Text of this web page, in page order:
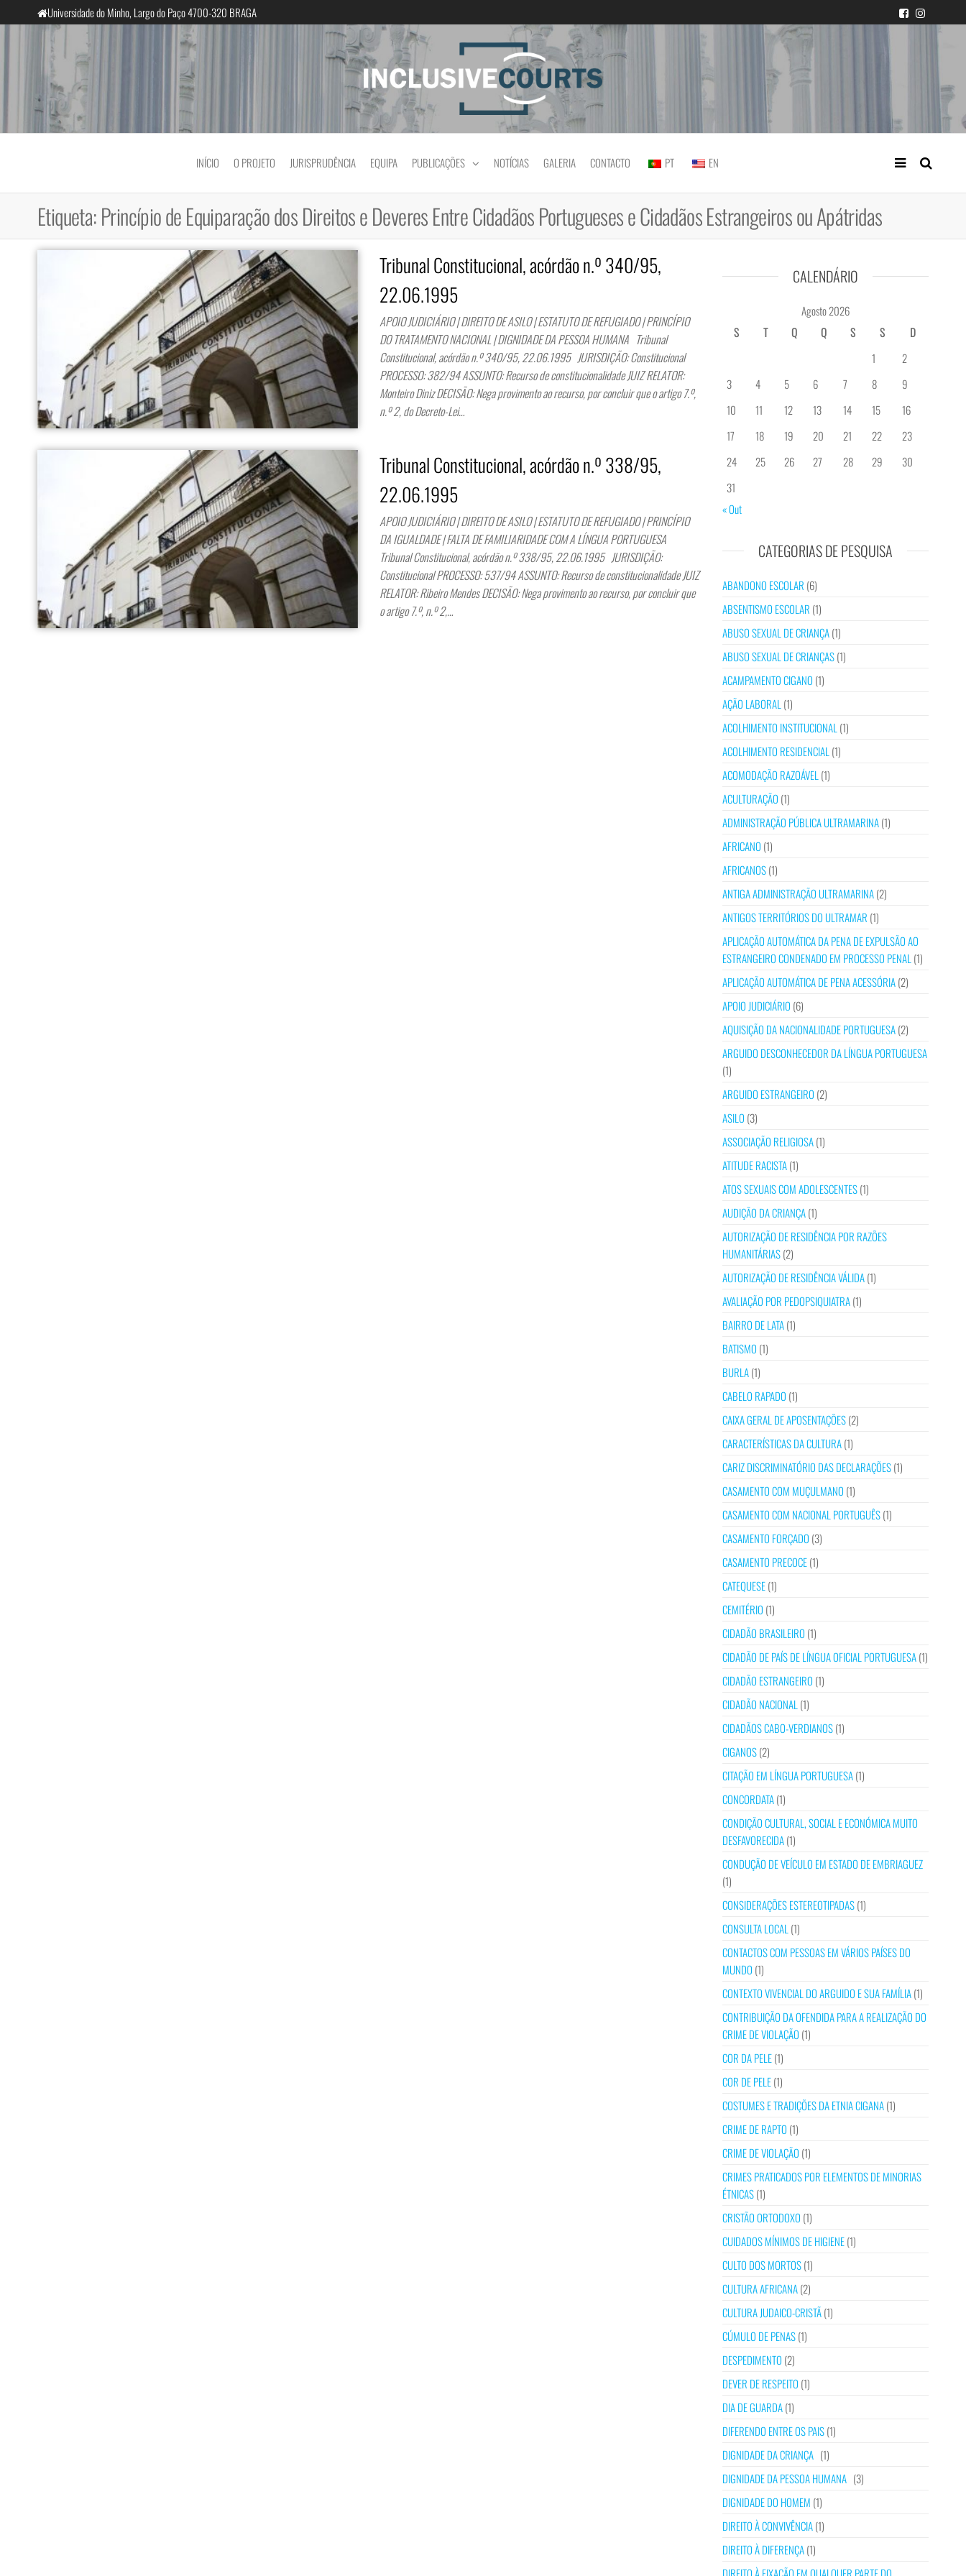
para
Universidade do Minho, Largo do Paço 4700-320 BRAGA
InclusiveCourts Igualdade e diferença cultural na prática judicial portuguesa
INÍCIO O PROJETO JURISPRUDÊNCIA EQUIPA PUBLICAÇÕES NOTÍCIAS GALERIA CONTACTO PT EN
Etiqueta:Princípio de Equiparação dos Direitos e Deveres Entre Cidadãos Portugueses e Cidadãos Estrangeiros ou Apátridas
Tribunal Constitucional, acórdão n.º 340/95,
22.06.1995
APOIO JUDICIÁRIO | DIREITO DE ASILO | ESTATUTO DE REFUGIADO | PRINCÍPIO
DO TRATAMENTO NACIONAL | DIGNIDADE DA PESSOA HUMANA Tribunal
Constitucional, acórdão n.º 340/95, 22.06.1995 JURISDIÇÃO: Constitucional
PROCESSO: 382/94 ASSUNTO: Recurso de constitucionalidade JUIZ RELATOR:
Monteiro Diniz DECISÃO: Nega provimento ao recurso, por concluir que o artigo 7.º,
n.º 2, do Decreto-Lei…
Tribunal Constitucional, acórdão n.º 338/95,
22.06.1995
APOIO JUDICIÁRIO | DIREITO DE ASILO | ESTATUTO DE REFUGIADO | PRINCÍPIO
DA IGUALDADE | FALTA DE FAMILIARIDADE COM A LÍNGUA PORTUGUESA
Tribunal Constitucional, acórdão n.º 338/95, 22.06.1995 JURISDIÇÃO:
Constitucional PROCESSO: 537/94 ASSUNTO: Recurso de constitucionalidade JUIZ
RELATOR: Ribeiro Mendes DECISÃO: Nega provimento ao recurso, por concluir que
o artigo 7.º, n.º 2,…
CALENDÁRIO
Agosto 2026
S
T Q Q S S
D
1
2
3
4 5 6 7 8
9
10
11 12 13 14 15
16
17
18 19 20 21 22
23
24
25 26 27 28 29
30
31
« Out
CATEGORIAS DE PESQUISA
ABANDONO ESCOLAR (6)
ABSENTISMO ESCOLAR (1)
ABUSO SEXUAL DE CRIANÇA(1)
ABUSO SEXUAL DE CRIANÇAS(1)
ACAMPAMENTO CIGANO (1)
AÇÃO LABORAL (1)
ACOLHIMENTO INSTITUCIONAL (1)
ACOLHIMENTO RESIDENCIAL (1)
ACOMODAÇÃO RAZOÁVEL (1)
ACULTURAÇÃO (1)
ADMINISTRAÇÃO PÚBLICA ULTRAMARINA(1)
AFRICANO (1)
AFRICANOS(1)
ANTIGA ADMINISTRAÇÃO ULTRAMARINA(2)
ANTIGOS TERRITÓRIOS DO ULTRAMAR (1)
APLICAÇÃO AUTOMÁTICA DA PENA DE EXPULSÃO AO
ESTRANGEIRO CONDENADO EM PROCESSO PENAL (1)
APLICAÇÃO AUTOMÁTICA DE PENA ACESSÓRIA(2)
APOIO JUDICIÁRIO (6)
AQUISIÇÃO DA NACIONALIDADE PORTUGUESA(2)
ARGUIDO DESCONHECEDOR DA LÍNGUA PORTUGUESA
(1)
ARGUIDO ESTRANGEIRO (2)
ASILO (3)
ASSOCIAÇÃO RELIGIOSA(1)
ATITUDE RACISTA(1)
ATOS SEXUAIS COM ADOLESCENTES(1)
AUDIÇÃO DA CRIANÇA(1)
AUTORIZAÇÃO DE RESIDÊNCIA POR RAZÕES
HUMANITÁRIAS(2)
AUTORIZAÇÃO DE RESIDÊNCIA VÁLIDA(1)
AVALIAÇÃO POR PEDOPSIQUIATRA(1)
BAIRRO DE LATA(1)
BATISMO (1)
BURLA(1)
CABELO RAPADO (1)
CAIXA GERAL DE APOSENTAÇÕES(2)
CARACTERÍSTICAS DA CULTURA(1)
CARIZ DISCRIMINATÓRIO DAS DECLARAÇÕES(1)
CASAMENTO COM MUÇULMANO (1)
CASAMENTO COM NACIONAL PORTUGUÊS(1)
CASAMENTO FORÇADO (3)
CASAMENTO PRECOCE(1)
CATEQUESE(1)
CEMITÉRIO (1)
CIDADÃO BRASILEIRO (1)
CIDADÃO DE PAÍS DE LÍNGUA OFICIAL PORTUGUESA(1)
CIDADÃO ESTRANGEIRO (1)
CIDADÃO NACIONAL (1)
CIDADÃOS CABO-VERDIANOS(1)
CIGANOS(2)
CITAÇÃO EM LÍNGUA PORTUGUESA(1)
CONCORDATA(1)
CONDIÇÃO CULTURAL, SOCIAL E ECONÓMICA MUITO
DESFAVORECIDA(1)
CONDUÇÃO DE VEÍCULO EM ESTADO DE EMBRIAGUEZ
(1)
CONSIDERAÇÕES ESTEREOTIPADAS(1)
CONSULTA LOCAL (1)
CONTACTOS COM PESSOAS EM VÁRIOS PAÍSES DO
MUNDO (1)
CONTEXTO VIVENCIAL DO ARGUIDO E SUA FAMÍLIA(1)
CONTRIBUIÇÃO DA OFENDIDA PARA A REALIZAÇÃO DO
CRIME DE VIOLAÇÃO (1)
COR DA PELE(1)
COR DE PELE(1)
COSTUMES E TRADIÇÕES DA ETNIA CIGANA(1)
CRIME DE RAPTO (1)
CRIME DE VIOLAÇÃO (1)
CRIMES PRATICADOS POR ELEMENTOS DE MINORIAS
ÉTNICAS(1)
CRISTÃO ORTODOXO (1)
CUIDADOS MÍNIMOS DE HIGIENE(1)
CULTO DOS MORTOS(1)
CULTURA AFRICANA(2)
CULTURA JUDAICO-CRISTÃ(1)
CÚMULO DE PENAS(1)
DESPEDIMENTO (2)
DEVER DE RESPEITO (1)
DIA DE GUARDA(1)
DIFERENDO ENTRE OS PAIS(1)
DIGNIDADE DA CRIANÇA (1)
DIGNIDADE DA PESSOA HUMANA (3)
DIGNIDADE DO HOMEM (1)
DIREITO À CONVIVÊNCIA(1)
DIREITO À DIFERENÇA(1)